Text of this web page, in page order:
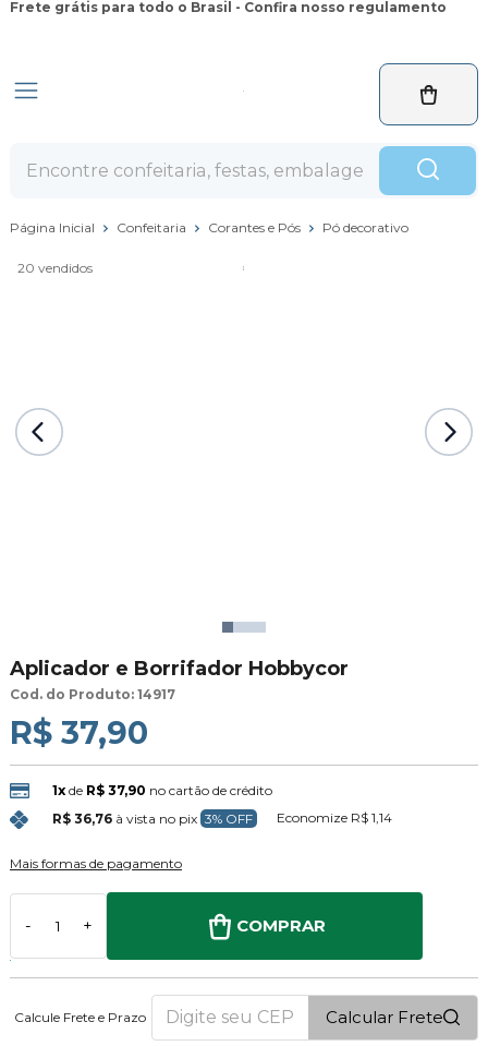
Frete grátis para todo o Brasil - Confira nosso regulamento
Página Inicial Confeitaria Corantes e Pós Pó decorativo
20 vendidos
Aplicador e Borrifador Hobbycor
Cod. do Produto: 14917
R$ 37,90
1xde R$ 37,90 no cartão de crédito
R$ 36,76 à vista no pix 3% OFF Economize R$ 1,14
Mais formas de pagamento
- + COMPRAR
Calcule Frete e Prazo Calcular Frete